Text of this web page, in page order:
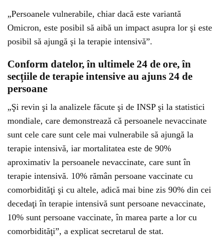
„Persoanele vulnerabile, chiar dacă este variantă
Omicron, este posibil să aibă un impact asupra lor şi este
posibil să ajungă şi la terapie intensivă”.
Conform datelor, în ultimele 24 de ore, în
secțiile de terapie intensive au ajuns 24 de
persoane
„Şi revin şi la analizele făcute şi de INSP şi la statistici
mondiale, care demonstrează că persoanele nevaccinate
sunt cele care sunt cele mai vulnerabile să ajungă la
terapie intensivă, iar mortalitatea este de 90%
aproximativ la persoanele nevaccinate, care sunt în
terapie intensivă. 10% rămân persoane vaccinate cu
comorbidităţi şi cu altele, adică mai bine zis 90% din cei
decedaţi în terapie intensivă sunt persoane nevaccinate,
10% sunt persoane vaccinate, în marea parte a lor cu
comorbidităţi”, a explicat secretarul de stat.